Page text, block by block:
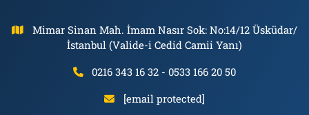
Mimar Sinan Mah. İmam Nasır Sok: No:14/12 Üsküdar/
İstanbul (Valide-i Cedid Camii Yanı)
0216 343 16 32 - 0533 166 20 50
[email protected]